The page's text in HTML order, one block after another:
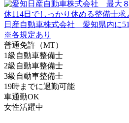
普通免許（MT）
1級自動車整備士
2級自動車整備士
3級自動車整備士
19時までに退勤可能
車通勤OK
女性活躍中